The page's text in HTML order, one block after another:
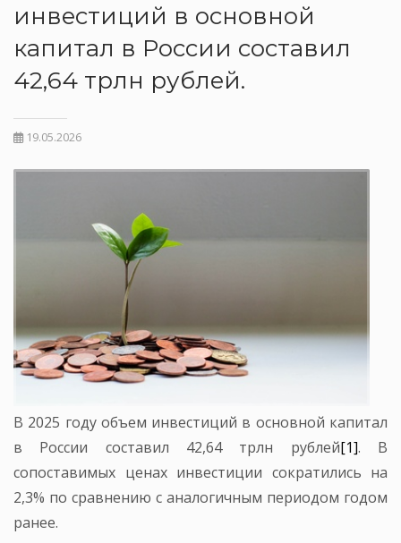
инвестиций в основной
капитал в России составил
42,64 трлн рублей.
19.05.2026
В 2025 году объем инвестиций в основной капитал
в России составил 42,64 трлн рублей[1]. В
сопоставимых ценах инвестиции сократились на
2,3% по сравнению с аналогичным периодом годом
ранее.